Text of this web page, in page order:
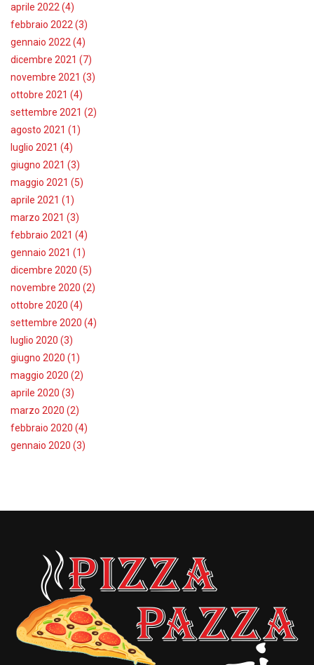
aprile 2022 (4)
febbraio 2022 (3)
gennaio 2022 (4)
dicembre 2021 (7)
novembre 2021 (3)
ottobre 2021 (4)
settembre 2021 (2)
agosto 2021 (1)
luglio 2021 (4)
giugno 2021 (3)
maggio 2021 (5)
aprile 2021 (1)
marzo 2021 (3)
febbraio 2021 (4)
gennaio 2021 (1)
dicembre 2020 (5)
novembre 2020 (2)
ottobre 2020 (4)
settembre 2020 (4)
luglio 2020 (3)
giugno 2020 (1)
maggio 2020 (2)
aprile 2020 (3)
marzo 2020 (2)
febbraio 2020 (4)
gennaio 2020 (3)